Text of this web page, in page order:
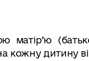
матір’ю
кожну дитину